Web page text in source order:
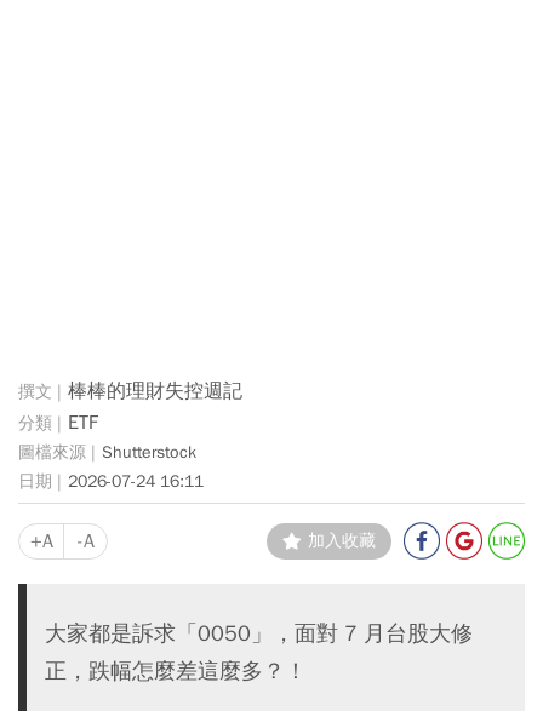
棒棒的理財失控週記
ETF
Shutterstock
2026-07-24 16:11
+A -A 加入收藏
大家都是訴求「0050」，面對 7 月台股大修
正，跌幅怎麼差這麼多？！